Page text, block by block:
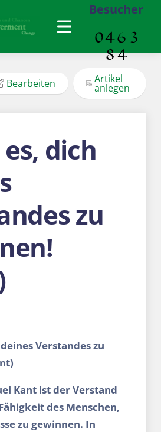
Besucher
Bearbeiten Artikel
anlegen
dich
zu
Verstandes zu
Kant ist der Verstand
des Menschen,
zu gewinnen. In